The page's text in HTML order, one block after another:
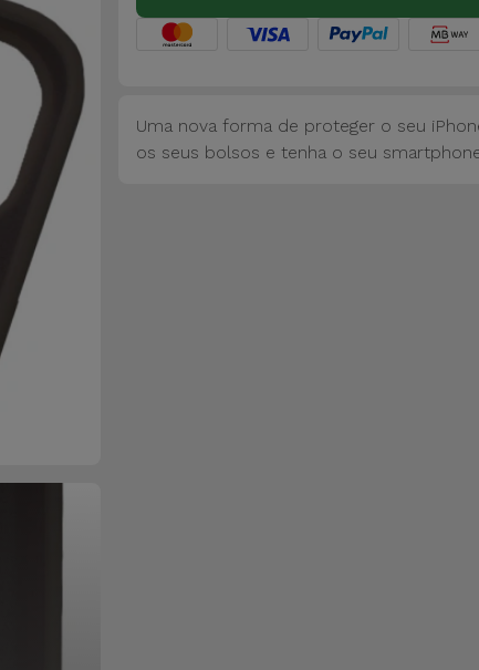
Uma nova forma de proteger o seu
os seus bolsos e tenha o seu